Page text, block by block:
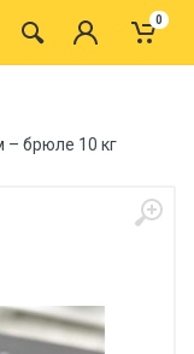
0
– брюле 10 кг